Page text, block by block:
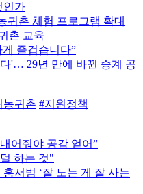
인가
귀촌 체험 프로그램 확대
촌 교육
즐겁습니다”
'… 29년 만에 바뀐 승계 공
농귀촌 #지원정책
어줘야 공감 얻어”
하는 것"
서범 ‘잘 노는 게 잘 사는